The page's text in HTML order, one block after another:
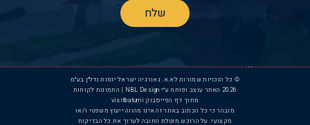
© כל הזכויות שמורות לא.א. גאורגיה ישראל יזמות נדל״ן בע״מ
2026
האתר עוצב ופותח ע״י NBL Design | התמונות לקוחות
מתוך דף הפייסבוק visitbatumi
מובהר כי כל הכתוב באתר זה אינו מהווה ייעוץ משפטי ו/או
מקצועי. על הרוכש מוטלת החובה לערוך את כל הבדיקות